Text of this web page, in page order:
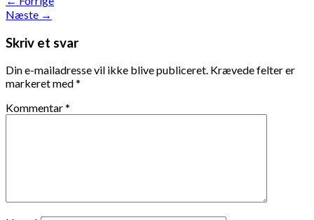
Næste →
Skriv et svar
Din e-mailadresse vil ikke blive publiceret. Krævede felter er
markeret med*
Kommentar*